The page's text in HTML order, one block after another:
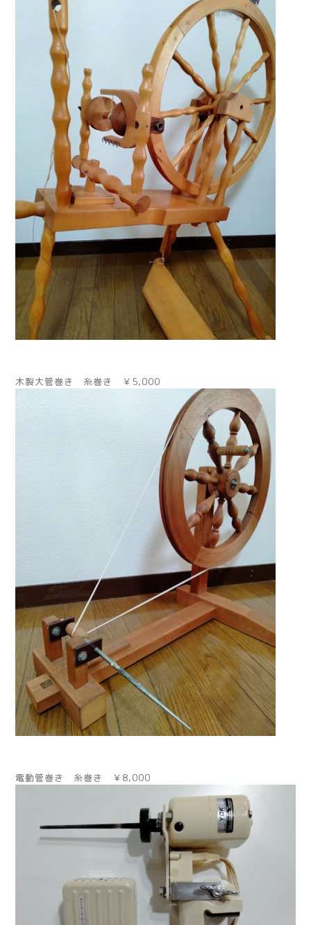
木製大管巻き 糸巻き ￥5,000
電動管巻き 糸巻き ￥8,000